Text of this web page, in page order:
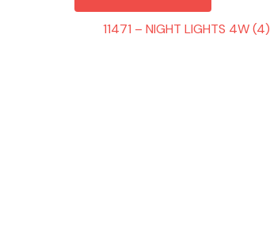
11471 – NIGHT LIGHTS 4W (4)